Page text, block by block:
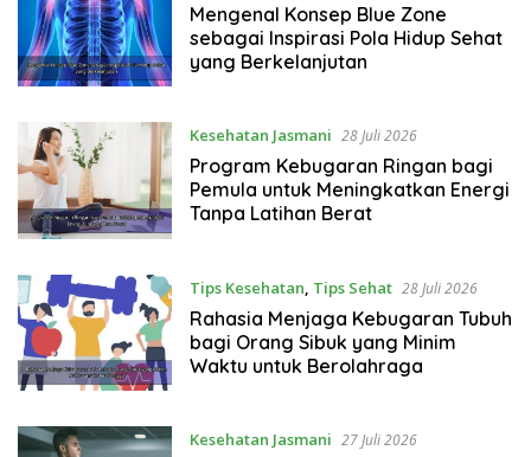
Mengenal Konsep Blue Zone
sebagai Inspirasi Pola Hidup Sehat
yang Berkelanjutan
Kesehatan Jasmani 28 Juli 2026
Program Kebugaran Ringan bagi
Pemula untuk Meningkatkan Energi
Tanpa Latihan Berat
Tips Kesehatan, Tips Sehat 28 Juli 2026
Rahasia Menjaga Kebugaran Tubuh
bagi Orang Sibuk yang Minim
Waktu untuk Berolahraga
Kesehatan Jasmani 27 Juli 2026